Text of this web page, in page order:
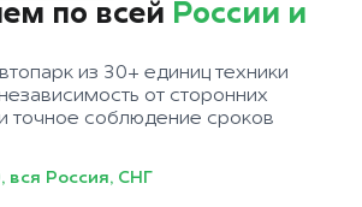
по всей России и
из 30+ единиц техники
от сторонних
точное соблюдение сроков
Россия, СНГ